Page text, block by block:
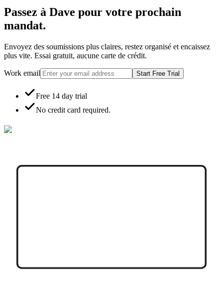
Passez à Dave pour votre prochain
mandat.
Envoyez des soumissions plus claires, restez organisé et encaissez
plus vite. Essai gratuit, aucune carte de crédit.
Work email Start Free Trial
Free 14 day trial
No credit card required.